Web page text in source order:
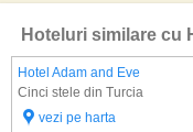
Hoteluri similare cu
Hotel Adam and Eve
Cinci stele din Turcia
vezi pe harta